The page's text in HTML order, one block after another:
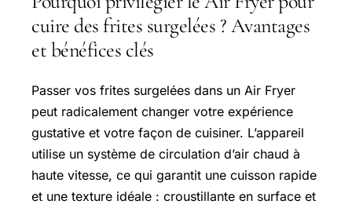
cuire des frites surgelées ? Avantages
et bénéfices clés
Passer vos frites surgelées dans un Air Fryer
peut radicalement changer votre expérience
gustative et votre façon de cuisiner. L’appareil
utilise un système de circulation d’air chaud à
haute vitesse, ce qui garantit une cuisson rapide
et une texture idéale : croustillante en surface et